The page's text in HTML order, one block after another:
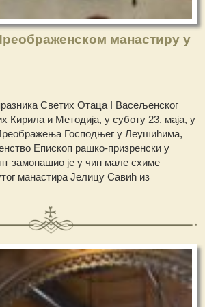
манастиру у
Светих Отаца I Васељенског
Кирила и Методија, у суботу 23. маја, у
Господњег у Леушићима,
Епископ рашко-призренски у
замонашио је у чин мале схиме
манастира Јелицу Савић из